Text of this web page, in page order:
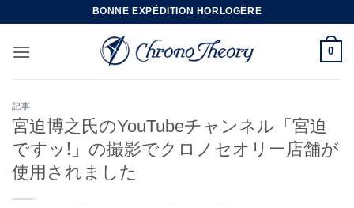
to
content
BONNE EXPÉDITION HORLOGÈRE
0
記事
宮迫博之氏のYouTubeチャンネル「宮迫
ですッ!」の撮影でクロノセオリー店舗が
使用されました